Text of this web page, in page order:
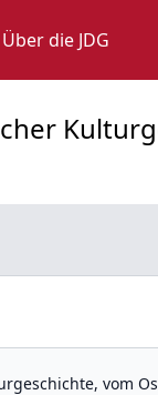
Über die JDG
vom